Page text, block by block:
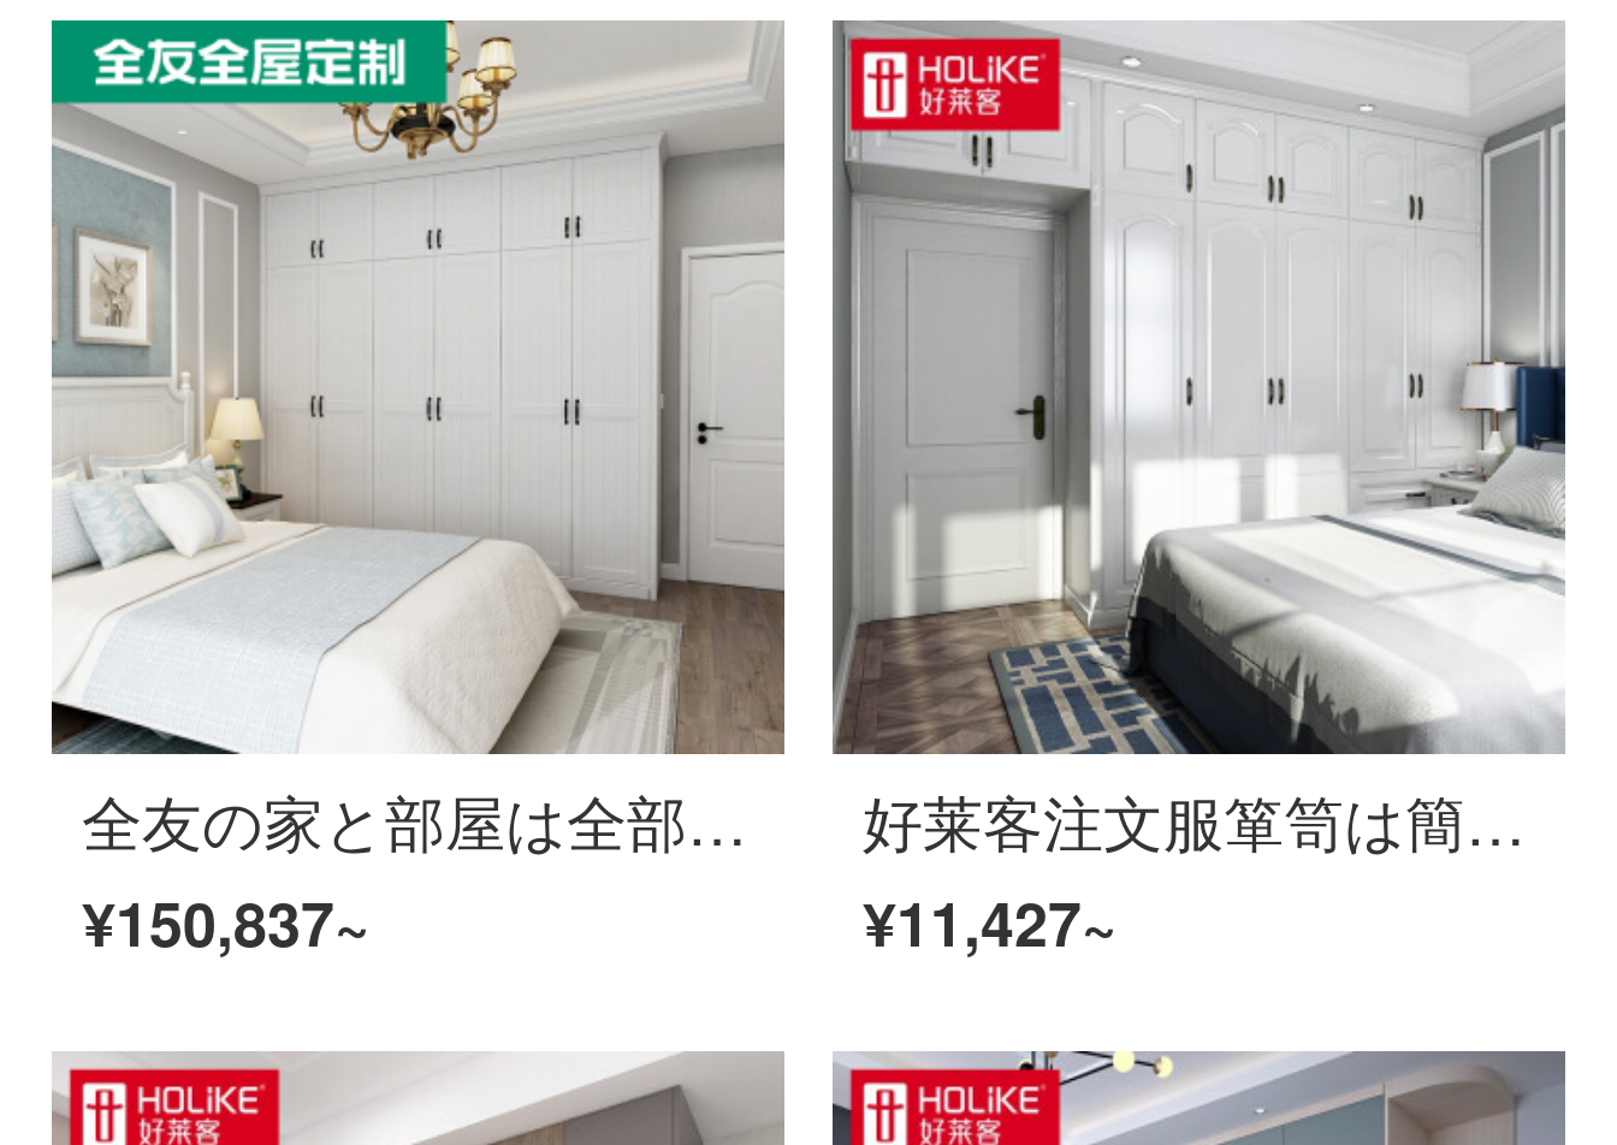
全友の家と部屋は全部屋を注文してアメリカ式の簡単な洋服だんすを注文して作らせて、中に入って式の帽子の間のdiyが引き分けして18㎡のコースを開けて、（具体的な金額は設計案を基準にして、詳しく顧客サービスを聞きます。
¥150,837~
好莱客注文服箪笥は簡単にヨーロッパ式寝室箪笥に大箪笥を置く。収納物は部屋全体の家具をカスタマイズして前払い金を注文する（商品の実際価格ではない）。
¥11,427~